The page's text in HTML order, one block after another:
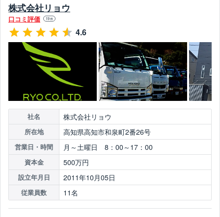
株式会社リョウ
口コミ評価 19件
4.6
社名 株式会社リョウ
所在地 高知県高知市和泉町2番26号
営業日・時間 月～土曜日 8：00～17：00
資本金 500万円
設立年月日 2011年10月05日
従業員数 11名